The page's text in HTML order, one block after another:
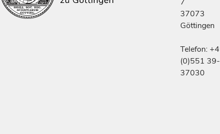
37073
Göttingen
Telefon:
(0)551 39-
37030